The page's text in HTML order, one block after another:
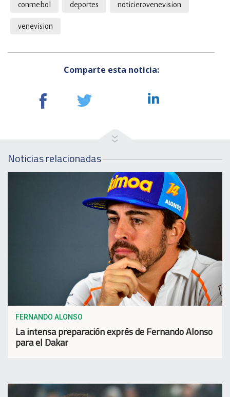
conmebol deportes noticierovenevision
venevision
Comparte esta noticia:
Noticias relacionadas
FERNANDO ALONSO
La intensa preparación exprés de Fernando Alonso
para el Dakar